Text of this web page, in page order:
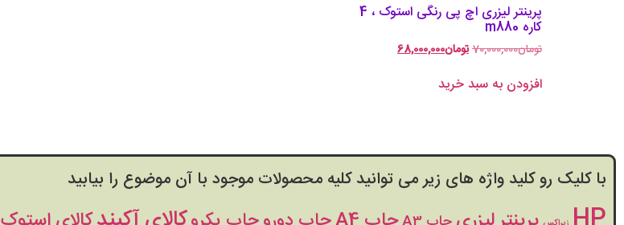
پرینتر لیزری اچ پی رنگی استوک ، 4
کاره m880
تومان70,000,000تومان68,000,000
افزودن به سبد خرید
با کلیک رو کلید واژه های زیر می توانید کلیه محصولات موجود با آن موضوع را بیابید